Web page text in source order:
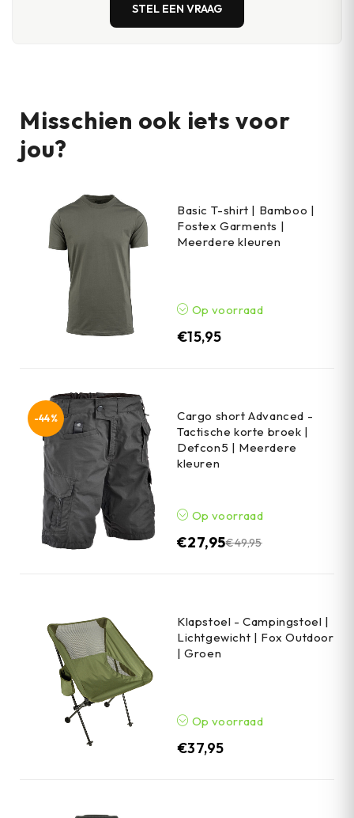
STEL EEN VRAAG
Misschien ook iets voor
jou?
Basic T-shirt | Bamboo |
Fostex Garments |
Meerdere kleuren
Op voorraad
€15,95
-44%
Cargo short Advanced -
Tactische korte broek |
Defcon5 | Meerdere
kleuren
Op voorraad
€49,95
€27,95
Klapstoel - Campingstoel |
Lichtgewicht | Fox Outdoor
| Groen
Op voorraad
€37,95